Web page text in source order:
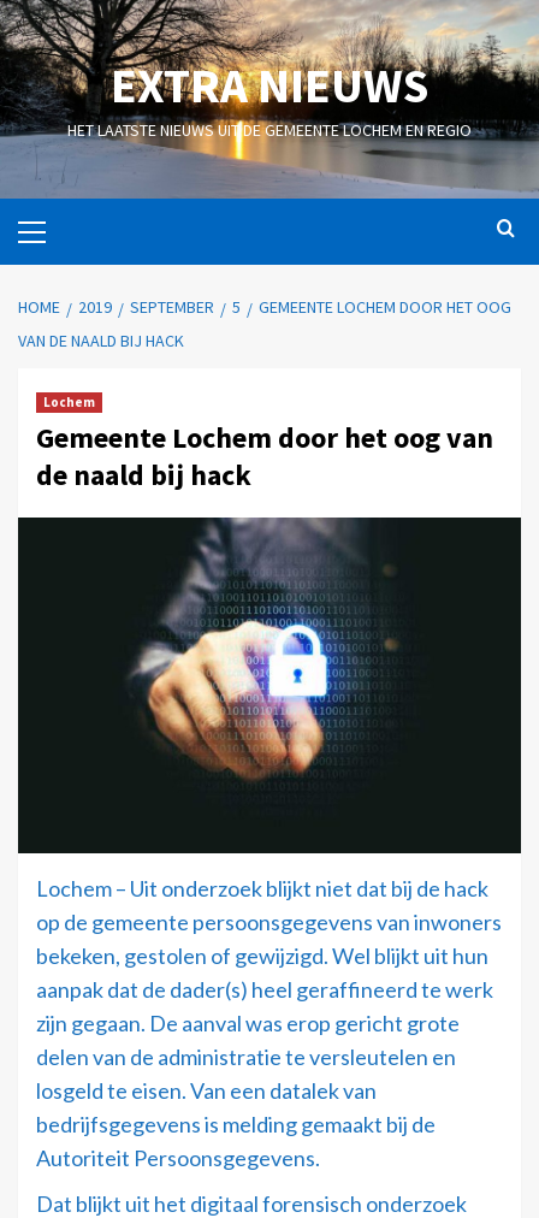
EXTRA NIEUWS
HET LAATSTE NIEUWS UIT DE GEMEENTE LOCHEM EN REGIO
HOME 2019 SEPTEMBER 5
GEMEENTE LOCHEM DOOR HET OOG
VAN DE NAALD BIJ HACK
Lochem
Gemeente Lochem door het oog van
de naald bij hack
Lochem – Uit onderzoek blijkt niet dat bij de hack
op de gemeente persoonsgegevens van inwoners
bekeken, gestolen of gewijzigd. Wel blijkt uit hun
aanpak dat de dader(s) heel geraffineerd te werk
zijn gegaan. De aanval was erop gericht grote
delen van de administratie te versleutelen en
losgeld te eisen. Van een datalek van
bedrijfsgegevens is melding gemaakt bij de
Autoriteit Persoonsgegevens.
Dat blijkt uit het digitaal forensisch onderzoek